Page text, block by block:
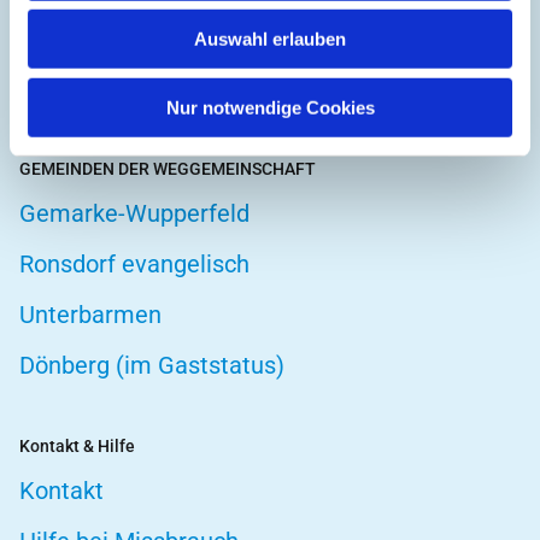
Auswahl erlauben
Nur notwendige Cookies
Telefonseelsorge
GEMEINDEN DER WEGGEMEINSCHAFT
Gemarke-Wupperfeld
Ronsdorf evangelisch
Unterbarmen
Dönberg (im Gaststatus)
Kontakt & Hilfe
Kontakt